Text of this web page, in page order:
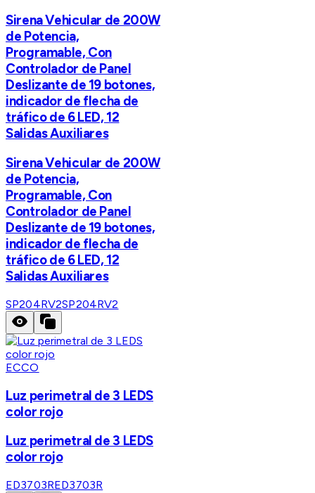
Sirena Vehicular de 200W
de Potencia,
Programable, Con
Controlador de Panel
Deslizante de 19 botones,
indicador de flecha de
tráfico de 6 LED, 12
Salidas Auxiliares
Sirena Vehicular de 200W
de Potencia,
Programable, Con
Controlador de Panel
Deslizante de 19 botones,
indicador de flecha de
tráfico de 6 LED, 12
Salidas Auxiliares
SP204RV2SP204RV2
ECCO
Luz perimetral de 3 LEDS
color rojo
Luz perimetral de 3 LEDS
color rojo
ED3703RED3703R